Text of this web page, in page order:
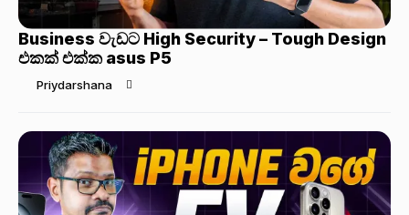
Business වැඩට High Security – Tough Design
එකක් එක්ක asus P5
Priydarshana